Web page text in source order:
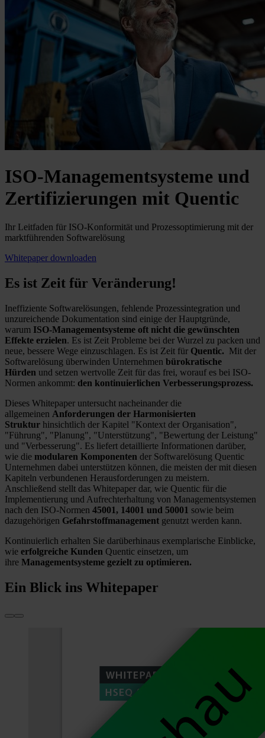
ISO-Managementsysteme und
Zertifizierungen mit Quentic
Ihr Leitfaden für ISO-Konformität und Prozessoptimierung mit der
marktführenden Softwarelösung
Whitepaper downloaden
Es ist Zeit für Veränderung!
Ineffiziente Softwarelösungen, fehlende Prozessintegration und
unzureichende Dokumentation sind einige der Hauptgründe,
warum ISO-Managementsysteme oft nicht die gewünschten
Effekte erzielen. Es ist Zeit Probleme bei der Wurzel zu packen und
neue, bessere Wege einzuschlagen. Es ist Zeit für Quentic. Mit der
Softwarelösung überwinden Unternehmen bürokratische
Hürden und setzen wertvolle Zeit für das frei, worauf es bei ISO-
Normen ankommt: den kontinuierlichen Verbesserungsprozess.
Dieses Whitepaper untersucht nacheinander die
allgemeinen Anforderungen der Harmonisierten
Struktur hinsichtlich der Kapitel "Kontext der Organisation",
"Führung", "Planung", "Unterstützung", "Bewertung der Leistung"
und "Verbesserung". Es liefert detaillierte Informationen darüber,
wie die modularen Komponenten der Softwarelösung Quentic
Unternehmen dabei unterstützen können, die meisten der mit diesen
Kapiteln verbundenen Herausforderungen zu meistern.
Anschließend stellt das Whitepaper dar, wie Quentic für die
Implementierung und Aufrechterhaltung von Managementsystemen
nach den ISO-Normen 45001, 14001 und 50001 sowie beim
dazugehörigen Gefahrstoffmanagement genutzt werden kann.
Kontinuierlich erhalten Sie darüberhinaus exemplarische Einblicke,
wie erfolgreiche Kunden Quentic einsetzen, um
ihre Managementsysteme gezielt zu optimieren.
Ein Blick ins Whitepaper